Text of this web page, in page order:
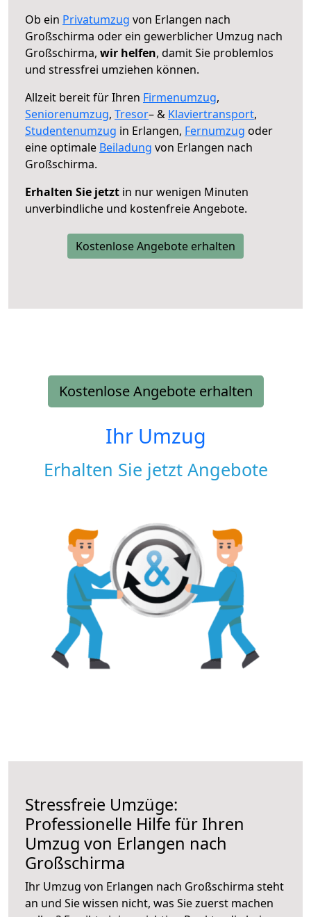
Ob ein Privatumzug von Erlangen nach
Großschirma oder ein gewerblicher Umzug nach
Großschirma, wir helfen, damit Sie problemlos
und stressfrei umziehen können.
Allzeit bereit für Ihren Firmenumzug,
Seniorenumzug, Tresor– & Klaviertransport,
Studentenumzug in Erlangen, Fernumzug oder
eine optimale Beiladung von Erlangen nach
Großschirma.
Erhalten Sie jetzt in nur wenigen Minuten
unverbindliche und kostenfreie Angebote.
Kostenlose Angebote erhalten
Kostenlose Angebote erhalten
Ihr Umzug
Erhalten Sie jetzt Angebote
Stressfreie Umzüge:
Professionelle Hilfe für Ihren
Umzug von Erlangen nach
Großschirma
Ihr Umzug von Erlangen nach Großschirma steht
an und Sie wissen nicht, was Sie zuerst machen